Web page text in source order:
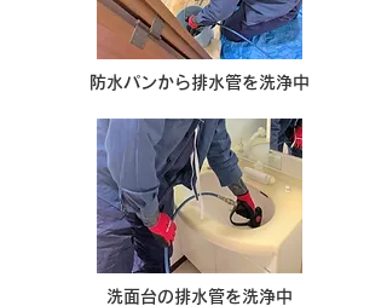
防水パンから排水管を洗浄中
洗面台の排水管を洗浄中